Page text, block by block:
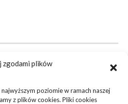
zgodami plików
najwyższym poziomie w ramach naszej
z plików cookies. Pliki cookies
(94)